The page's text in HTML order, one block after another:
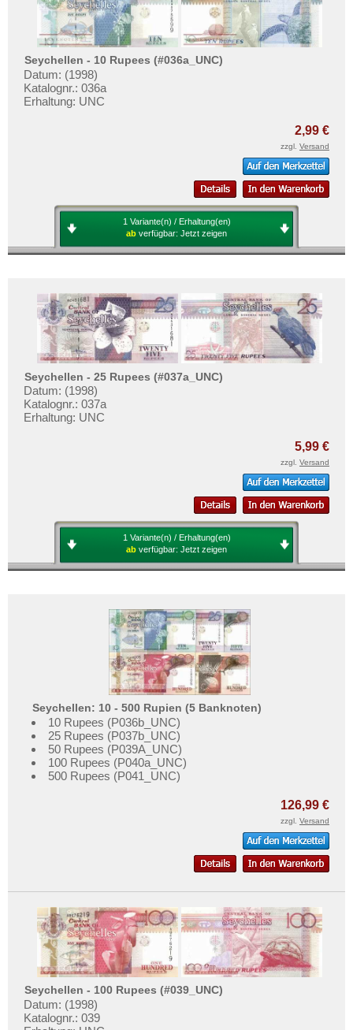
Seychellen - 10 Rupees (#036a_UNC)
Datum: (1998)
Katalognr.: 036a
Erhaltung: UNC
2,99 €
zzgl. Versand
1 Variante(n) / Erhaltung(en)
ab verfügbar: Jetzt zeigen
Seychellen - 25 Rupees (#037a_UNC)
Datum: (1998)
Katalognr.: 037a
Erhaltung: UNC
5,99 €
zzgl. Versand
1 Variante(n) / Erhaltung(en)
ab verfügbar: Jetzt zeigen
Seychellen: 10 - 500 Rupien (5 Banknoten)
10 Rupees (P036b_UNC)
25 Rupees (P037b_UNC)
50 Rupees (P039A_UNC)
100 Rupees (P040a_UNC)
500 Rupees (P041_UNC)
126,99 €
zzgl. Versand
Seychellen - 100 Rupees (#039_UNC)
Datum: (1998)
Katalognr.: 039